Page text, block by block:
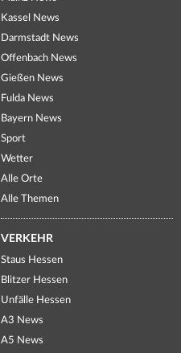
Kassel News
Darmstadt News
Offenbach News
Gießen News
Fulda News
Bayern News
Sport
Wetter
Alle Orte
Alle Themen
VERKEHR
Staus Hessen
Blitzer Hessen
Unfälle Hessen
A3 News
A5 News